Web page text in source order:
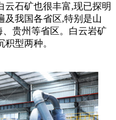
云石矿也很丰富,现已探明
及我国各省区,特别是山
贵州等省区。白云岩矿
型两种。